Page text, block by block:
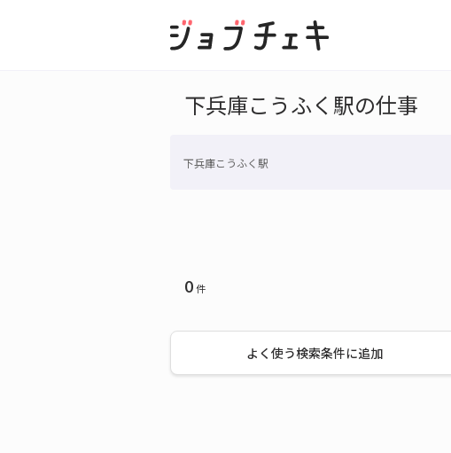
下兵庫こうふく駅の仕事
下兵庫こうふく駅
0件
よく使う検索条件に追加